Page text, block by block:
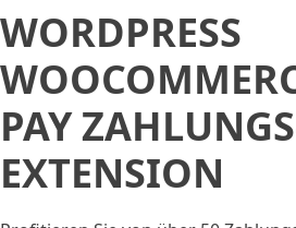
WORDPRESS
PAY
EXTENSION